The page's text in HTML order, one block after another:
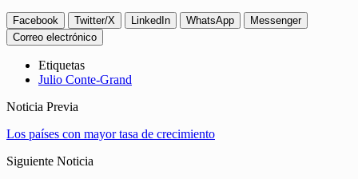
Facebook Twitter/X LinkedIn WhatsApp
Messenger
Correo electrónico
Etiquetas
Julio Conte-Grand
Noticia Previa
Los países con mayor tasa de crecimiento
Siguiente Noticia